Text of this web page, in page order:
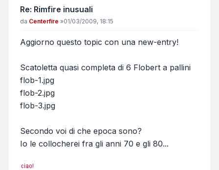
Re: Rimfire inusuali
Messaggio
da Centerfire »01/03/2009, 18:15
Aggiorno questo topic con una new-entry!
Scatoletta quasi completa di 6 Flobert a pallini
flob-1.jpg
flob-2.jpg
flob-3.jpg
Secondo voi di che epoca sono?
Io le collocherei fra gli anni 70 e gli 80...